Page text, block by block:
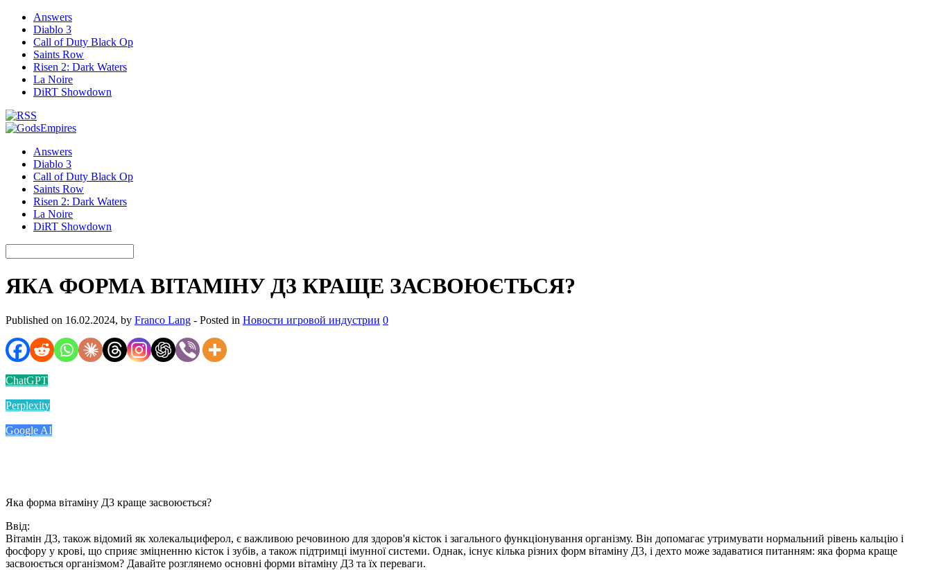
Answers
Diablo 3
Call of Duty Black Op
Saints Row
Risen 2: Dark Waters
La Noire
DiRT Showdown
Answers
Diablo 3
Call of Duty Black Op
Saints Row
Risen 2: Dark Waters
La Noire
DiRT Showdown
ЯКА ФОРМА ВІТАМІНУ Д3 КРАЩЕ ЗАСВОЮЄТЬСЯ?
Published on 16.02.2024, by Franco Lang - Posted in Новости игровой индустрии 0
ChatGPT
Perplexity
Google AI
Яка форма вітаміну Д3 краще засвоюється?
Ввід:
Вітамін Д3, також відомий як холекальциферол, є важливою речовиною для здоров'я кісток і загального функціонування організму. Він допомагає утримувати нормальний рівень кальцію і
фосфору у крові, що сприяє зміцненню кісток і зубів, а також підтримці імунної системи. Однак, існує кілька різних форм вітаміну Д3, і дехто може задаватися питанням: яка форма краще
засвоюється організмом? Давайте розглянемо основні форми вітаміну Д3 та їх переваги.